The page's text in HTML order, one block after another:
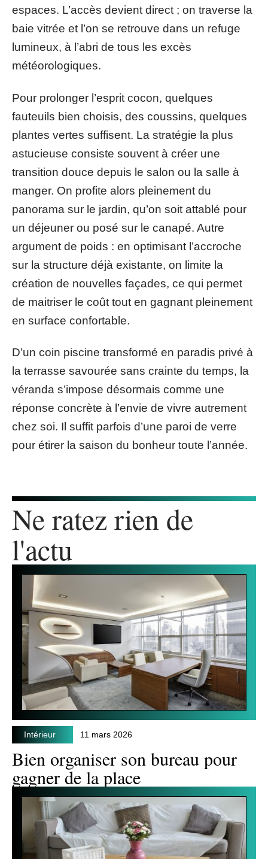
espaces. L’accès devient direct ; on traverse la
baie vitrée et l’on se retrouve dans un refuge
lumineux, à l’abri de tous les excès
météorologiques.
Pour prolonger l’esprit cocon, quelques
fauteuils bien choisis, des coussins, quelques
plantes vertes suffisent. La stratégie la plus
astucieuse consiste souvent à créer une
transition douce depuis le salon ou la salle à
manger. On profite alors pleinement du
panorama sur le jardin, qu’on soit attablé pour
un déjeuner ou posé sur le canapé. Autre
argument de poids : en optimisant l’accroche
sur la structure déjà existante, on limite la
création de nouvelles façades, ce qui permet
de maitriser le coût tout en gagnant pleinement
en surface confortable.
D’un coin piscine transformé en paradis privé à
la terrasse savourée sans crainte du temps, la
véranda s’impose désormais comme une
réponse concrète à l’envie de vivre autrement
chez soi. Il suffit parfois d’une paroi de verre
pour étirer la saison du bonheur toute l’année.
Ne ratez rien de
l'actu
Intérieur 11 mars 2026
Bien organiser son bureau pour
gagner de la place